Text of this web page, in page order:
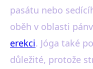
pasátu nebo
oběh v oblasti
erekci. Jóga také
důležité, protože